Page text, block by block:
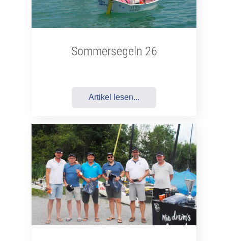
Sommersegeln 26
Artikel lesen...